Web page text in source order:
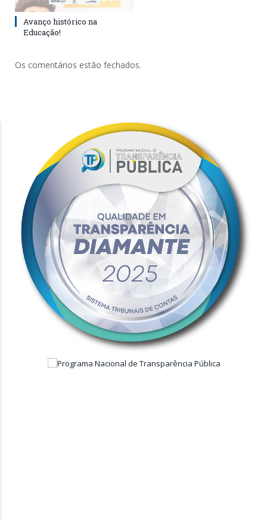
Avanço histórico na
Educação!
Os comentários estão fechados.